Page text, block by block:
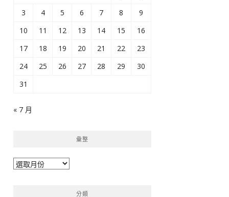
3
4 5 6 7 8
9
10
11 12 13 14 15
16
17
18 19 20 21 22
23
24
25 26 27 28 29
30
31
« 7 月
彙整
彙
分類